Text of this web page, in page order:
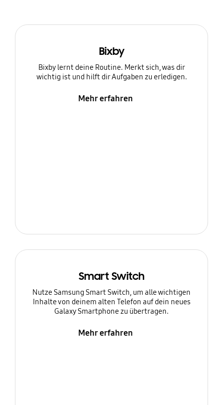
Bixby
Bixby lernt deine Routine. Merkt sich, was dir
wichtig ist und hilft dir Aufgaben zu erledigen.
Mehr erfahren
Smart Switch
Nutze Samsung Smart Switch, um alle wichtigen
Inhalte von deinem alten Telefon auf dein neues
Galaxy Smartphone zu übertragen.
Mehr erfahren